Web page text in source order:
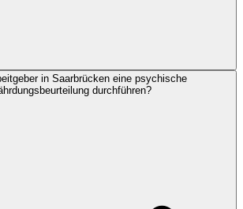
in Saarbrücken eine psychische